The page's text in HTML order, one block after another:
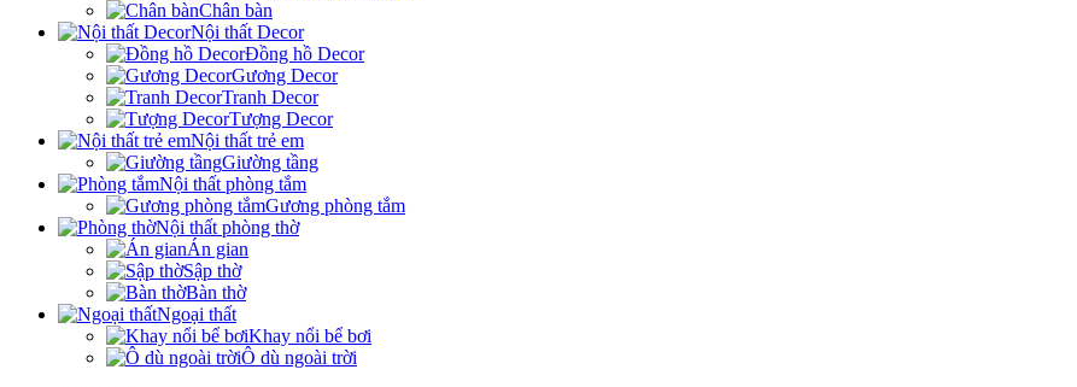
Chân bàn
Nội thất Decor
Đồng hồ Decor
Gương Decor
Tranh Decor
Tượng Decor
Nội thất trẻ em
Giường tầng
Nội thất phòng tắm
Gương phòng tắm
Nội thất phòng thờ
Án gian
Sập thờ
Bàn thờ
Ngoại thất
Khay nổi bể bơi
Ô dù ngoài trời